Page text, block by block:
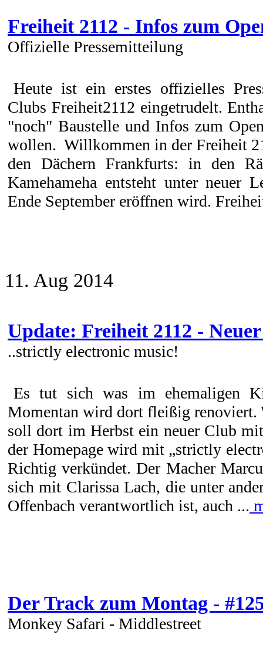
Freiheit 2112 - Infos zum
Offizielle Pressemitteilung
Heute ist ein erstes offizielles
Clubs Freiheit2112 eingetrudelt.
"noch" Baustelle und Infos zum
wollen. Willkommen in der Freiheit
den Dächern Frankfurts: in den
Kamehameha entsteht unter neuer
Ende September eröffnen wird.
11. Aug 2014
Update: Freiheit 2112 -
..strictly electronic music!
Es tut sich was im ehemaligen
Momentan wird dort fleißig renoviert.
soll dort im Herbst ein neuer Club
der Homepage wird mit „strictly
Richtig verkündet. Der Macher
sich mit Clarissa Lach, die unter
Offenbach verantwortlich ist, auch ...
Der Track zum Montag -
Monkey Safari - Middlestreet